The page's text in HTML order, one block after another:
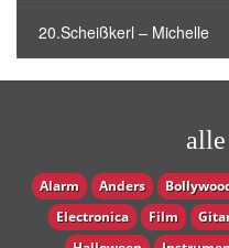
20.Scheißkerl – Michelle
Alarm Anders
Electronica
Film